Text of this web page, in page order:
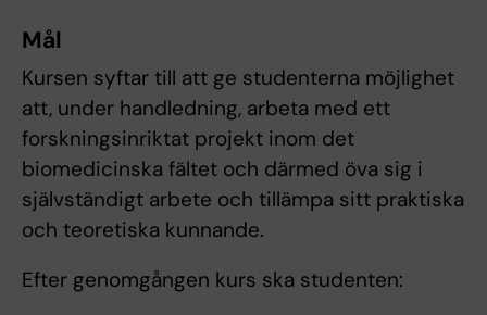
Mål
Kursen syftar till att ge studenterna möjlighet
att, under handledning, arbeta med ett
forskningsinriktat projekt inom det
biomedicinska fältet och därmed öva sig i
självständigt arbete och tillämpa sitt praktiska
och teoretiska kunnande.
Efter genomgången kurs ska studenten: